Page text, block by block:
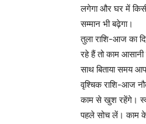
लगेगा और घर में
सम्मान भी बढ़ेगा।
तुला राशि-आज का
रहे हैं तो काम आसानी
साथ बिताया समय
वृश्चिक राशि-आज
काम से खुश रहेंगे।
पहले सोच लें। काम